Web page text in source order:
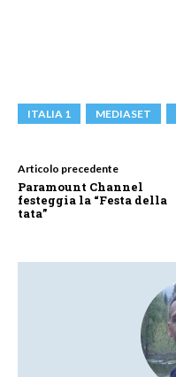
ITALIA 1 MEDIASET
Articolo precedente
Paramount Channel
festeggia la “Festa della
tata”